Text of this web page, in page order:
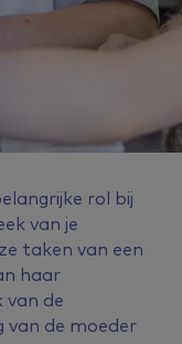
rol bij
van je
taken van een
haar
van de
van de moeder